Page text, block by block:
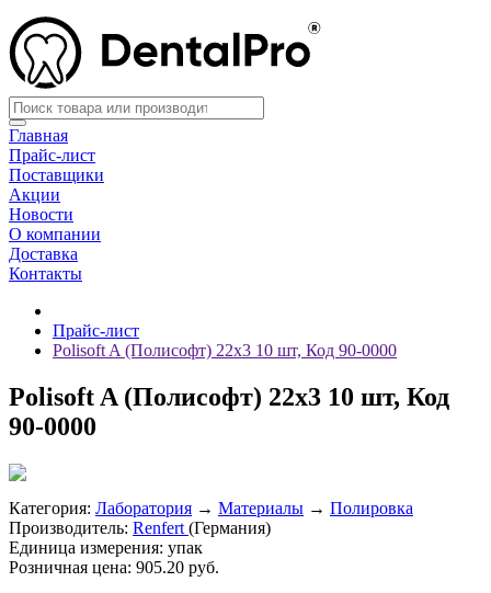
Главная
Прайс-лист
Поставщики
Акции
Новости
О компании
Доставка
Контакты
Прайс-лист
Polisoft A (Полисофт) 22х3 10 шт, Код 90-0000
Polisoft A (Полисофт) 22х3 10 шт, Код
90-0000
Категория: Лаборатория → Материалы → Полировка
Производитель: Renfert (Германия)
Единица измерения: упак
Розничная цена: 905.20 руб.